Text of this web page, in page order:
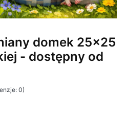
domek 25x25
- dostępny od
0)